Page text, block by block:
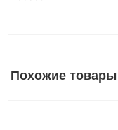
Похожие товары